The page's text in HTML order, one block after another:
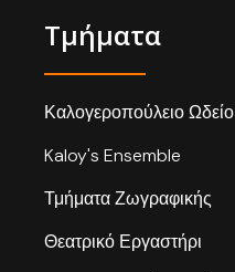
Τμήματα
Καλογεροπούλειο Ωδείο
Kaloy's Ensemble
Τμήματα Ζωγραφικής
Θεατρικό Εργαστήρι